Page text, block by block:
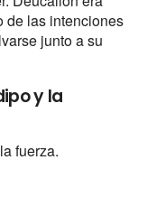
de las intenciones
junto a su
y la
fuerza.